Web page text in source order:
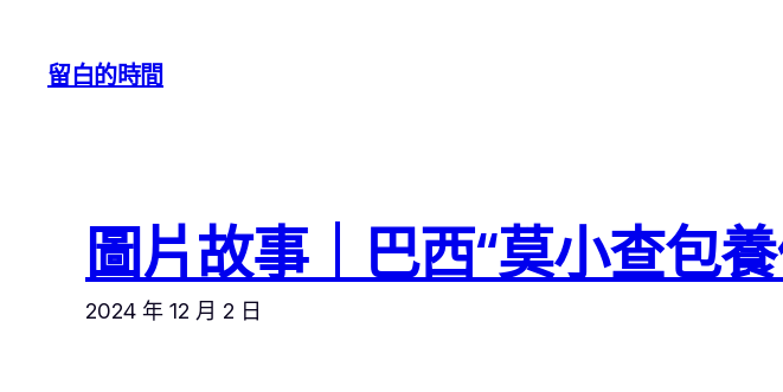
留白的時間
圖片故事｜巴西“莫小查包
2024 年 12 月 2 日